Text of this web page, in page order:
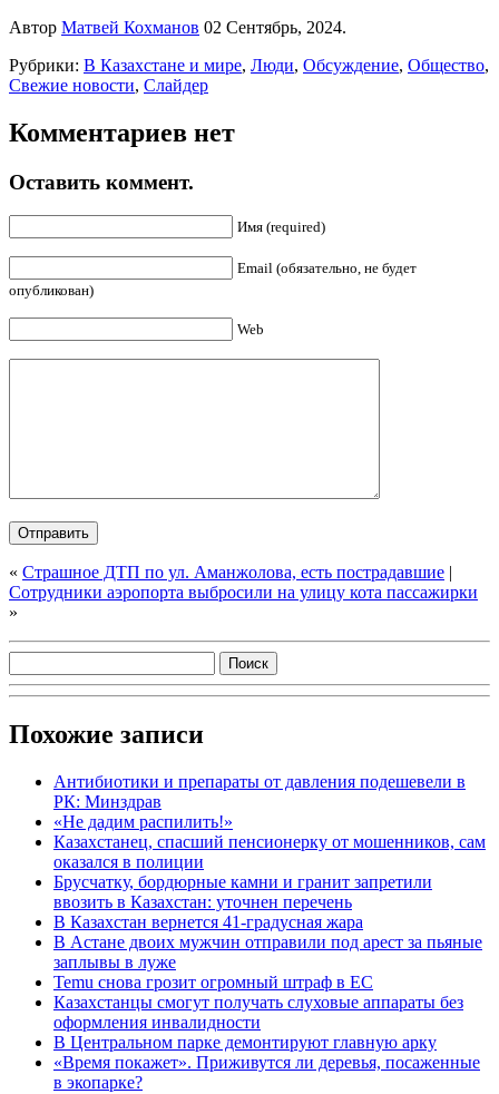
Автор Матвей Кохманов 02 Сентябрь, 2024.
Рубрики: В Казахстане и мире, Люди, Обсуждение, Общество,
Свежие новости, Слайдер
Комментариев нет
Оставить коммент.
Имя (required)
Email (обязательно, не будет
опубликован)
Web
« Страшное ДТП по ул. Аманжолова, есть пострадавшие |
Сотрудники аэропорта выбросили на улицу кота пассажирки
»
Похожие записи
Антибиотики и препараты от давления подешевели в
РК: Минздрав
«Не дадим распилить!»
Казахстанец, спасший пенсионерку от мошенников, сам
оказался в полиции
Брусчатку, бордюрные камни и гранит запретили
ввозить в Казахстан: уточнен перечень
В Казахстан вернется 41-градусная жара
В Астане двоих мужчин отправили под арест за пьяные
заплывы в луже
Temu снова грозит огромный штраф в ЕС
Казахстанцы смогут получать слуховые аппараты без
оформления инвалидности
В Центральном парке демонтируют главную арку
«Время покажет». Приживутся ли деревья, посаженные
в экопарке?